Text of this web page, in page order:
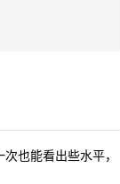
也能看出些水平，